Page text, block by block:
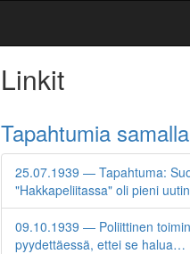
Linkit
Tapahtumia
25.07.1939 — Tapahtuma:
"Hakkapeliitassa" oli pieni
09.10.1939 — Poliittinen
pyydettäessä, ettei se halua…